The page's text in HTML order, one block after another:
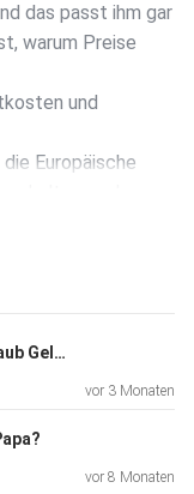
das passt ihm gar
warum Preise
und
Europäische
halten, und
Warum müssen wir vor dem Urlaub Geld tauschen?
vor 3 Monaten
vor 8 Monaten